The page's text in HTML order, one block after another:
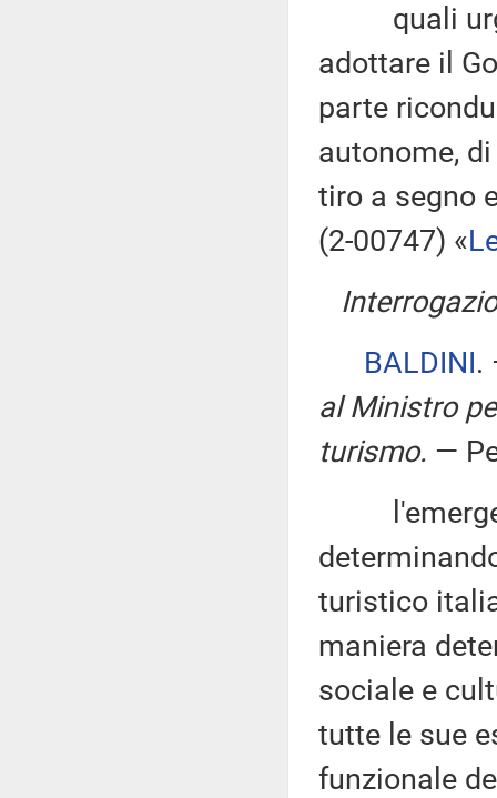
quali
adottare il
parte
autonome,
tiro a segno
(2-00747) «
BALDINI.
al Ministro
turismo. —
turistico
maniera
sociale e
tutte le sue
funzionale